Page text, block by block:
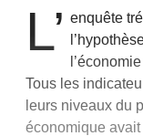
L’ enquête
Tous les
leurs niveaux du
économique